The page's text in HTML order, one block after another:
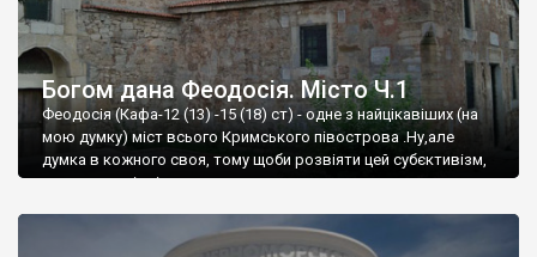
Богом дана Феодосія. Місто Ч.1
Феодосія (Кафа-12 (13) -15 (18) ст) - одне з найцікавіших (на
мою думку) міст всього Кримського півострова .Ну,але
думка в кожного своя, тому щоби розвіяти цей субєктивізм,
запрошую відвідати це